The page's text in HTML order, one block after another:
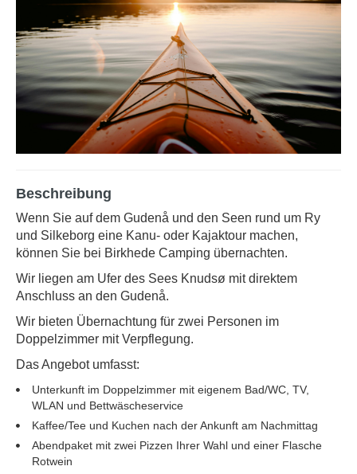
Beschreibung
Wenn Sie auf dem Gudenå und den Seen rund um Ry
und Silkeborg eine Kanu- oder Kajaktour machen,
können Sie bei Birkhede Camping übernachten.
Wir liegen am Ufer des Sees Knudsø mit direktem
Anschluss an den Gudenå.
Wir bieten Übernachtung für zwei Personen im
Doppelzimmer mit Verpflegung.
Das Angebot umfasst:
Unterkunft im Doppelzimmer mit eigenem Bad/WC, TV,
WLAN und Bettwäscheservice
Kaffee/Tee und Kuchen nach der Ankunft am Nachmittag
Abendpaket mit zwei Pizzen Ihrer Wahl und einer Flasche
Rotwein